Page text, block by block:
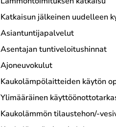
Katkaisun jälkeinen uudelleen
Asiantuntijapalvelut
Asentajan tuntiveloitushinnat
Ajoneuvokulut
Kaukolämpölaitteiden käytön
Ylimääräinen
Kaukolämmön tilaustehon/-